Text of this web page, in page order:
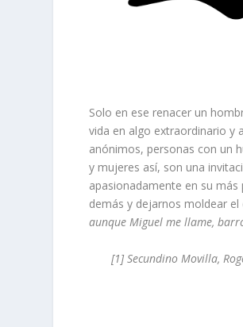
Solo en ese renacer un
vida en algo extraordinario y
anónimos, personas con un
y mujeres así, son una
apasionadamente en su
demás y dejarnos moldear
aunque Miguel me llame,
[1]Secundino Movilla,